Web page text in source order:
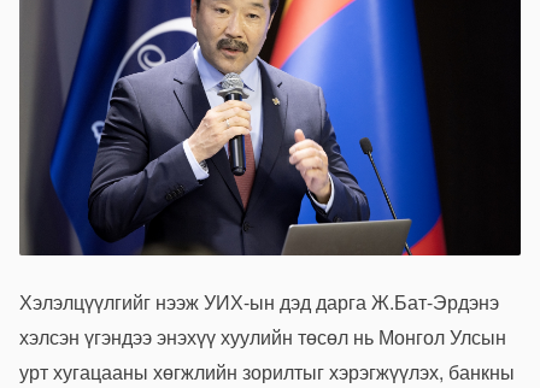
Хэлэлцүүлгийг нээж УИХ-ын дэд дарга Ж.Бат-Эрдэнэ
хэлсэн үгэндээ энэхүү хуулийн төсөл нь Монгол Улсын
урт хугацааны хөгжлийн зорилтыг хэрэгжүүлэх, банкны